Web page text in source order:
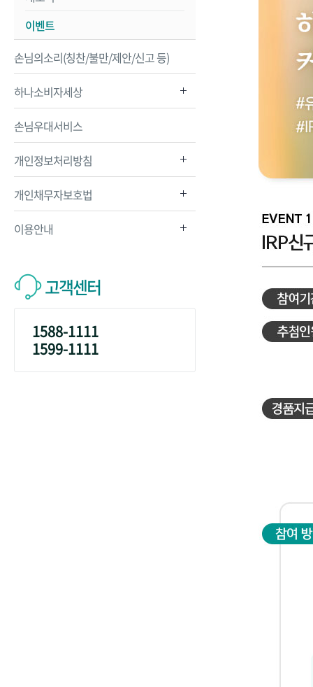
이벤트
손님의소리(칭찬/불만/제안/신고 등)
하나소비자세상
손님우대서비스
개인정보처리방침
개인채무자보호법
이용안내
고객센터
1588-1111
1599-1111